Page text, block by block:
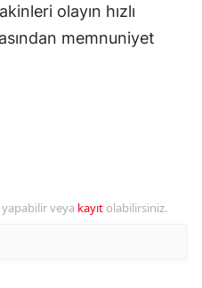
olayın hızlı
memnuniyet
yapabilir veya kayıt olabilirsiniz.